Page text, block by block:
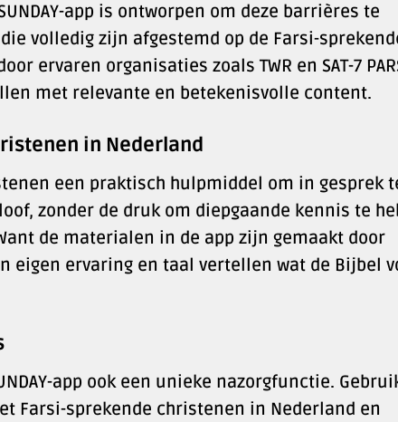
app is ontworpen om deze barrières te
volledig zijn afgestemd op de Farsi-
ervaren organisaties zoals TWR en SAT-7
met relevante en betekenisvolle content.
in Nederland
een praktisch hulpmiddel om in gesprek
zonder de druk om diepgaande kennis te
de materialen in de app zijn gemaakt door
eigen ervaring en taal vertellen wat de Bijbel
app ook een unieke nazorgfunctie.
Farsi-sprekende christenen in Nederland en